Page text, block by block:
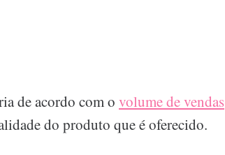
de acordo com o volume de vendas
do produto que é oferecido.